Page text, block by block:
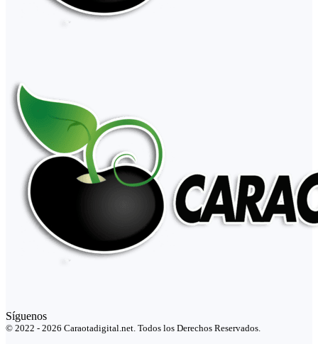
Síguenos
© 2022 - 2026 Caraotadigital.net. Todos los Derechos Reservados.